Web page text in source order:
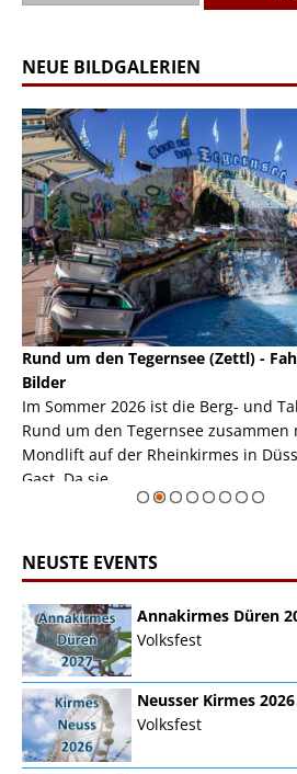
NEUE BILDGALERIEN
Rund um den Tegernsee (Zettl) -
Bilder
Im Sommer 2026 ist die Berg- und
Rund um den Tegernsee zusammen
Mondlift auf der Rheinkirmes in
Gast. Da sie ...
NEUSTE EVENTS
Annakirmes Düren
Volksfest
Neusser Kirmes 2026
Volksfest